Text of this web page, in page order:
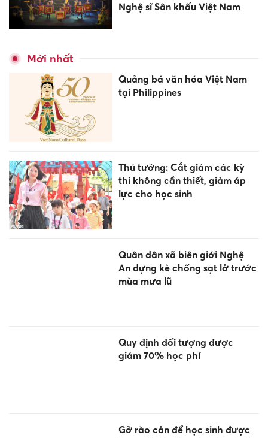
Nghệ sĩ Sân khấu Việt Nam
Mới nhất
Quảng bá văn hóa Việt Nam
tại Philippines
Thủ tướng: Cắt giảm các kỳ
thi không cần thiết, giảm áp
lực cho học sinh
Quân dân xã biên giới Nghệ
An dựng kè chống sạt lở trước
mùa mưa lũ
Quy định đối tượng được
giảm 70% học phí
Gỡ rào cản để học sinh được